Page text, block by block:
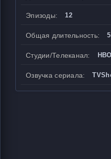
Эпизоды: 12
Общая длительность:
Студии/Телеканал: HBO
Озвучка сериала: